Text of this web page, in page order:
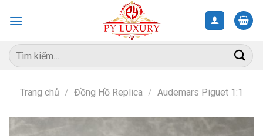
Tìm
kiếm:
Trang chủ / Đồng Hồ Replica / Audemars Piguet 1:1